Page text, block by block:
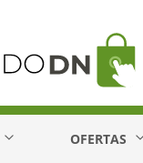
OFERTAS